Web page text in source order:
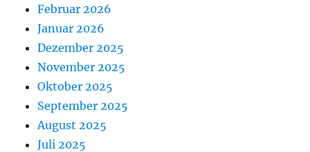
Februar 2026
Januar 2026
Dezember 2025
November 2025
Oktober 2025
September 2025
August 2025
Juli 2025